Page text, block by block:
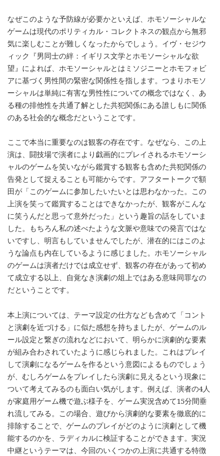
なぜこのような予防線が必要かといえば、ホモソーシャルな
ゲームは現代のポリティカル・コレクトネスの観点から無邪
気に楽しむことが難しくなったからでしょう。イヴ・セジウ
ィック『男同士の絆：イギリス文学とホモソーシャルな欲
望』によれば、ホモソーシャルとはミソジニーとホモフォビ
アに基づく男性間の緊密な関係性を指します。つまりホモソ
ーシャルは単純に有害な男性性についての概念ではなく、あ
る種の排他性を共通了解とした共犯関係にある誰しもに関係
のある社会的な概念だということです。
ここで本当に重要なのは観客の存在です。なぜなら、この上
演は、闘技場で演者により戯画的にプレイされるホモソーシ
ャルのゲームを笑いながら鑑賞する観客も含めた共犯関係の
告発として捉えることも可能からです。アフタートークで額
田が「このゲームに参加したいたいとは思わなかった。この
上演を笑って鑑賞することはできなかったが、観客がこんな
に笑うんだと思って意外だった」という趣旨の話をしていま
した。もちろん私の述べたような文脈や意味での発言ではな
いですし、明言もしていませんでしたが、潜在的にはこのよ
うな論点も内在しているように感じました。ホモソーシャル
のゲームは演者だけでは成立せず、観客の存在があって初め
て成立する以上、自覚なき演劇の俎上ではある意味同罪なの
だということです。
本上演については、テーマ設定の仕方なども含めて「コント
と演劇を近づける」に似た感想を持ちましたが、ゲームのル
ール設定と繋ぎの流れなどにおいて、明らかに演劇的な要素
が組み合わされていたように感じられました。これはプレイ
して演劇になるゲームを作るという意図によるものでしょう
が、むしろゲームをプレイしたら演劇に見えるという現象に
ついて考えてみるのも面白い気がします。例えば、演者の4人
が家庭用ゲーム機で遊ぶ様子を、ゲーム実況含めて15分間垂
れ流してみる。この場合、遊びから演劇的な要素を徹底的に
排除することで、ゲームのプレイがどのように演劇として機
能するのかを、ラディカルに検証することができます。実況
中継というテーマは、今回のいくつかの上演に共通する特徴